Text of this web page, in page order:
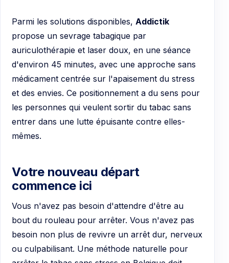
Parmi les solutions disponibles, Addictik
propose un sevrage tabagique par
auriculothérapie et laser doux, en une séance
d'environ 45 minutes, avec une approche sans
médicament centrée sur l'apaisement du stress
et des envies. Ce positionnement a du sens pour
les personnes qui veulent sortir du tabac sans
entrer dans une lutte épuisante contre elles-
mêmes.
Votre nouveau départ
commence ici
Vous n'avez pas besoin d'attendre d'être au
bout du rouleau pour arrêter. Vous n'avez pas
besoin non plus de revivre un arrêt dur, nerveux
ou culpabilisant. Une méthode naturelle pour